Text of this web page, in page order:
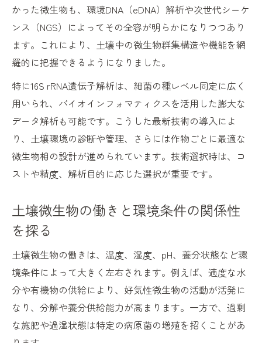
培養困難な土壌微生物もeDNAで把握できる
理由
eDNA解析による微生物群集構造の詳細評価
土壌微生物相の定量評価を実現する最前線
連作障害克服を目指す微生物バランス最適化術
土壌微生物相の変化が連作障害に及ぼす影
響
連作障害土壌で注目される微生物多様性管
理
健全な土壌微生物バランス構築の具体策
有用な土壌微生物を増やす施肥管理の工夫
病害抑止に役立つ微生物相改善のポイント
土壌微生物相を活かした持続的収量増加の
秘訣
収量アップに寄与する微生物生態系の構築
法
かった微生物も、環境DNA（eDNA）解析や次世代シーケ
ンス（NGS）によってその全容が明らかになりつつあり
ます。これにより、土壌中の微生物群集構造や機能を網
羅的に把握できるようになりました。
特に16S rRNA遺伝子解析は、細菌の種レベル同定に広く
用いられ、バイオインフォマティクスを活用した膨大な
データ解析も可能です。こうした最新技術の導入によ
り、土壌環境の診断や管理、さらには作物ごとに最適な
微生物相の設計が進められています。技術選択時は、コ
ストや精度、解析目的に応じた選択が重要です。
土壌微生物の働きと環境条件の関係性
を探る
土壌微生物の働きは、温度、湿度、pH、養分状態など環
境条件によって大きく左右されます。例えば、適度な水
分や有機物の供給により、好気性微生物の活動が活発に
なり、分解や養分供給能力が高まります。一方で、過剰
な施肥や過湿状態は特定の病原菌の増殖を招くことがあ